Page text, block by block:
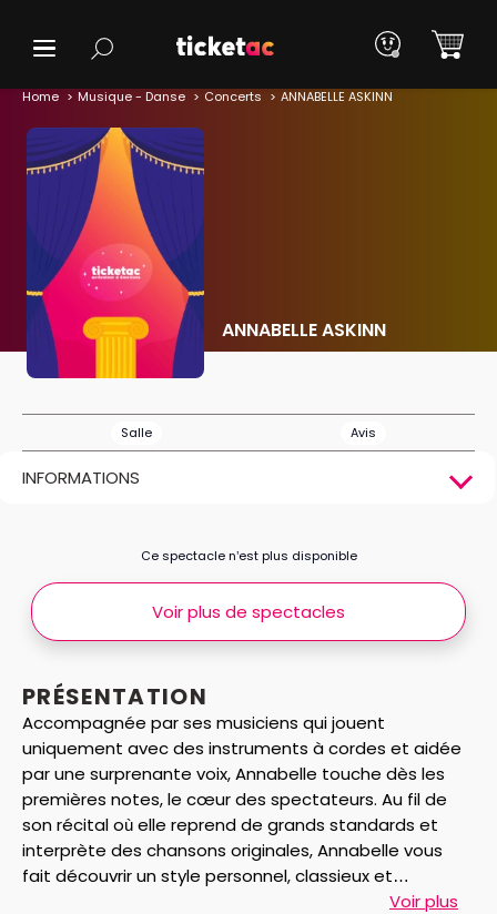
Home Musique - Danse Concerts ANNABELLE ASKINN
ANNABELLE ASKINN
Salle Avis
INFORMATIONS
PRÉSENTATION
Accompagnée par ses musiciens qui jouent
uniquement avec des instruments à cordes et aidée
par une surprenante voix, Annabelle touche dès les
premières notes, le cœur des spectateurs. Au fil de
son récital où elle reprend de grands standards et
interprète des chansons originales, Annabelle vous
fait découvrir un style personnel, classieux et
totalement élégant. Le projet musical d’Annabelle est
Voir plus
Ce spectacle n’est plus disponible
Voir plus de spectacles